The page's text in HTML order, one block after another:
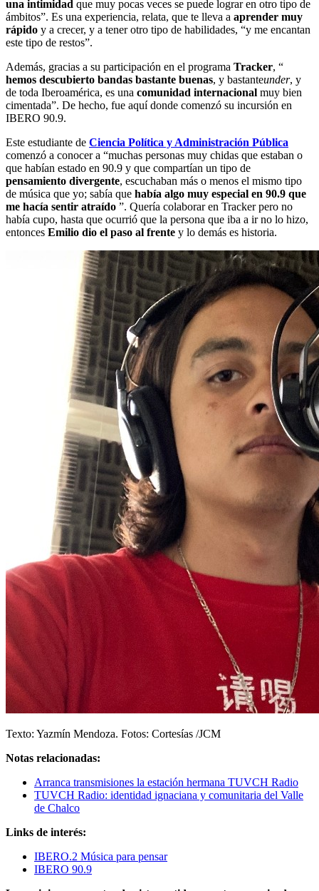
una intimidad que muy pocas veces se puede lograr en otro tipo de
ámbitos”. Es una experiencia, relata, que te lleva a aprender muy
rápido y a crecer, y a tener otro tipo de habilidades, “y me encantan
este tipo de restos”.
Además, gracias a su participación en el programa Tracker, “
hemos descubierto bandas bastante buenas, y bastanteunder, y
de toda Iberoamérica, es una comunidad internacional muy bien
cimentada”. De hecho, fue aquí donde comenzó su incursión en
IBERO 90.9.
Este estudiante de Ciencia Política y Administración Pública
comenzó a conocer a “muchas personas muy chidas que estaban o
que habían estado en 90.9 y que compartían un tipo de
pensamiento divergente, escuchaban más o menos el mismo tipo
de música que yo; sabía que había algo muy especial en 90.9 que
me hacía sentir atraído ”. Quería colaborar en Tracker pero no
había cupo, hasta que ocurrió que la persona que iba a ir no lo hizo,
entonces Emilio dio el paso al frente y lo demás es historia.
Texto: Yazmín Mendoza. Fotos: Cortesías /JCM
Notas relacionadas:
Arranca transmisiones la estación hermana TUVCH Radio
TUVCH Radio: identidad ignaciana y comunitaria del Valle
de Chalco
Links de interés:
IBERO.2 Música para pensar
IBERO 90.9